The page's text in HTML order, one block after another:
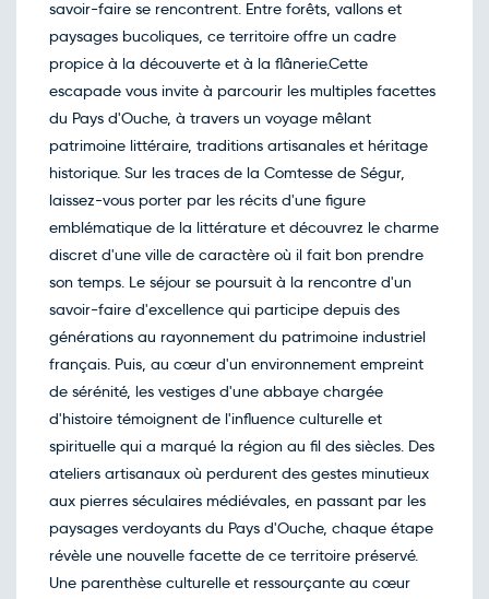
savoir-faire se rencontrent. Entre forêts, vallons et
paysages bucoliques, ce territoire offre un cadre
propice à la découverte et à la flânerie.Cette
escapade vous invite à parcourir les multiples facettes
du Pays d'Ouche, à travers un voyage mêlant
patrimoine littéraire, traditions artisanales et héritage
historique. Sur les traces de la Comtesse de Ségur,
laissez-vous porter par les récits d'une figure
emblématique de la littérature et découvrez le charme
discret d'une ville de caractère où il fait bon prendre
son temps. Le séjour se poursuit à la rencontre d'un
savoir-faire d'excellence qui participe depuis des
générations au rayonnement du patrimoine industriel
français. Puis, au cœur d'un environnement empreint
de sérénité, les vestiges d'une abbaye chargée
d'histoire témoignent de l'influence culturelle et
spirituelle qui a marqué la région au fil des siècles. Des
ateliers artisanaux où perdurent des gestes minutieux
aux pierres séculaires médiévales, en passant par les
paysages verdoyants du Pays d'Ouche, chaque étape
révèle une nouvelle facette de ce territoire préservé.
Une parenthèse culturelle et ressourçante au cœur